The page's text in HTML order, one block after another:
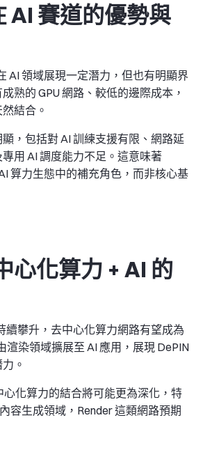
AI 賽道的優勢與
AI 領域展現一定潛力，但也有明顯界
熟的 GPU 網路、較低的邊際成本，
結合。
，包括對 AI 訓練支援有限、網路延
用 AI 調度能力不足。這意味著
算力生態中的補充角色，而非核心基
心化算力 + AI 的
續攀升，去中心化算力網路有望成為
渲染領域擴展至 AI 應用，展現 DePIN
。
心化算力的結合將可能更為深化，特
容生成領域，Render 這類網路預期